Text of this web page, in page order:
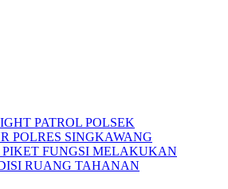
PATROL POLSEK
POLRES SINGKAWANG
PIKET FUNGSI MELAKUKAN
RUANG TAHANAN